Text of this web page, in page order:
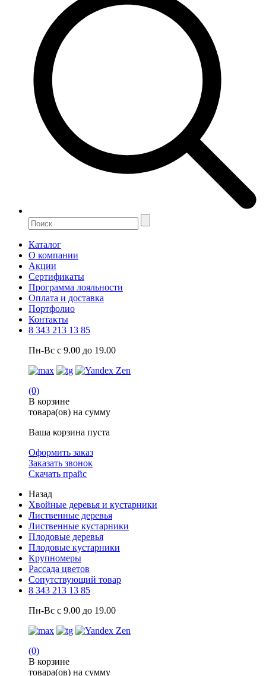
Каталог
О компании
Акции
Сертификаты
Программа лояльности
Оплата и доставка
Портфолио
Контакты
8 343 213 13 85
Пн-Вс с 9.00 до 19.00
(0)
В корзине
товара(ов) на сумму
Ваша корзина пуста
Оформить заказ
Заказать звонок
Скачать прайс
Назад
Хвойные деревья и кустарники
Лиственные деревья
Лиственные кустарники
Плодовые деревья
Плодовые кустарники
Крупномеры
Рассада цветов
Сопутствующий товар
8 343 213 13 85
Пн-Вс с 9.00 до 19.00
(0)
В корзине
товара(ов) на сумму